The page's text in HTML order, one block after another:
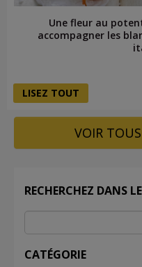
Une fleur au
accompagner les
LISEZ TOUT
VOIR
RECHERCHEZ DANS
CATÉGORIE